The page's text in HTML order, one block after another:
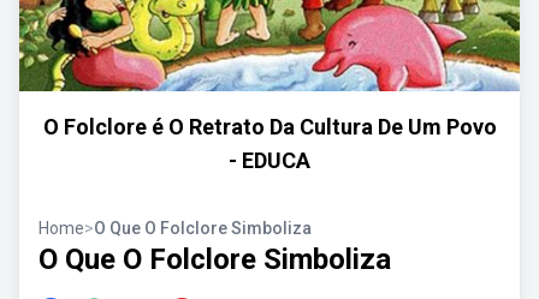
O Folclore é O Retrato Da Cultura De Um Povo
- EDUCA
Home>O Que O Folclore Simboliza
O Que O Folclore Simboliza